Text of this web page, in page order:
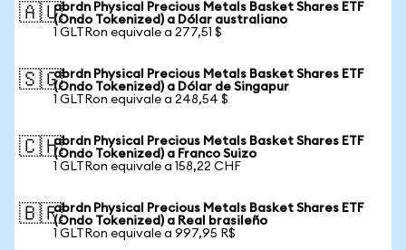
🇦🇺abrdn Physical Precious Metals Basket Shares ETF
(Ondo Tokenized) a Dólar australiano
1 GLTRon equivale a 277,51 $
🇸🇬abrdn Physical Precious Metals Basket Shares ETF
(Ondo Tokenized) a Dólar de Singapur
1 GLTRon equivale a 248,54 $
🇨🇭abrdn Physical Precious Metals Basket Shares ETF
(Ondo Tokenized) a Franco Suizo
1 GLTRon equivale a 158,22 CHF
🇧🇷abrdn Physical Precious Metals Basket Shares ETF
(Ondo Tokenized) a Real brasileño
1 GLTRon equivale a 997,95 R$